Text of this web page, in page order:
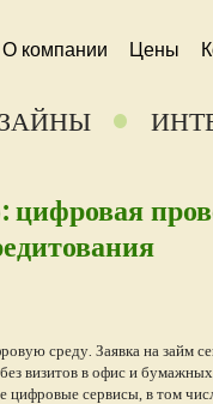
О компании Цены
цифровая
среду. Заявка на займ
визитов в офис и
цифровые сервисы, в том